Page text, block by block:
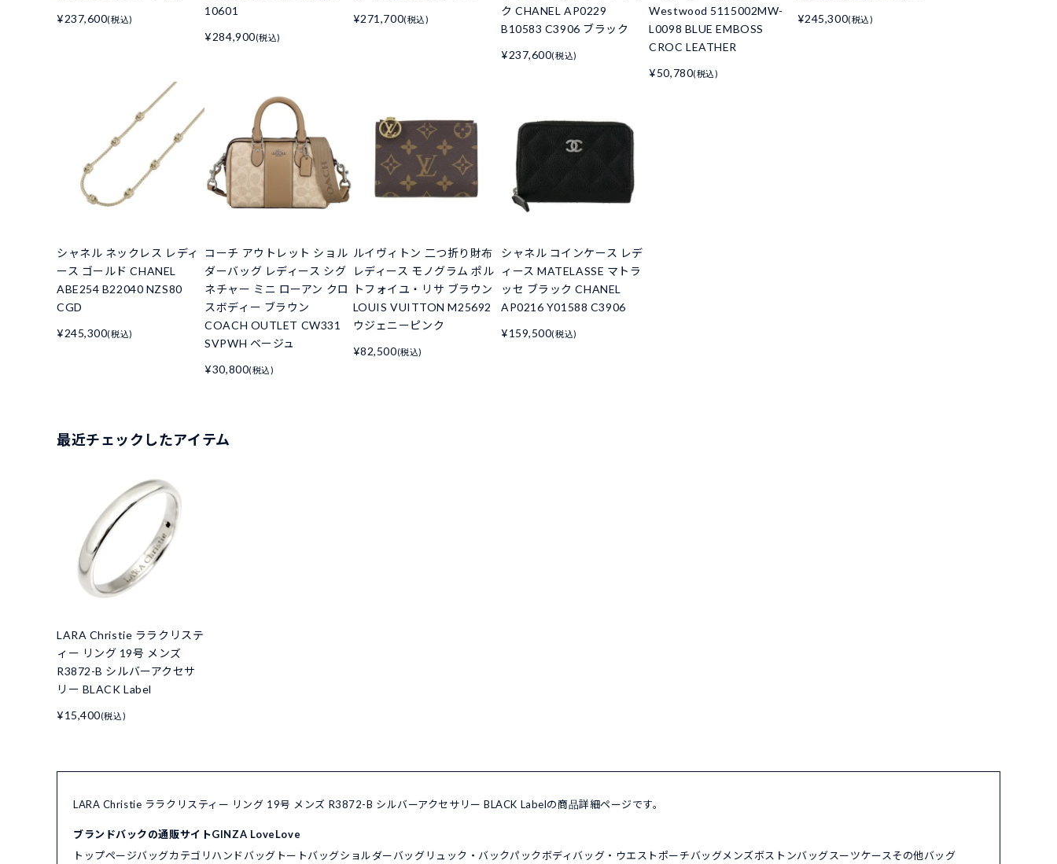
¥237,600(税込)
10601
¥284,900(税込)
¥271,700(税込)
ク CHANEL AP0229
B10583 C3906 ブラック
¥237,600(税込)
Westwood 5115002MW-
L0098 BLUE EMBOSS
CROC LEATHER
¥50,780(税込)
¥245,300(税込)
シャネル ネックレス レディ
ース ゴールド CHANEL
ABE254 B22040 NZS80
CGD
¥245,300(税込)
コーチ アウトレット ショル
ダーバッグ レディース シグ
ネチャー ミニ ローアン クロ
スボディー ブラウン
COACH OUTLET CW331
SVPWH ベージュ
¥30,800(税込)
ルイヴィトン 二つ折り財布
レディース モノグラム ポル
トフォイユ・リサ ブラウン
LOUIS VUITTON M25692
ウジェニーピンク
¥82,500(税込)
シャネル コインケース レデ
ィース MATELASSE マトラ
ッセ ブラック CHANEL
AP0216 Y01588 C3906
¥159,500(税込)
最近チェックしたアイテム
LARA Christie ララクリステ
ィー リング 19号 メンズ
R3872-B シルバーアクセサ
リー BLACK Label
¥15,400(税込)
LARA Christie ララクリスティー リング 19号 メンズ R3872-B シルバーアクセサリー BLACK Labelの商品詳細ページです。
ブランドバックの通販サイトGINZA LoveLove
トップページバッグカテゴリ ハンドバッグ トートバッグショルダーバッグリュック・バックパックボディバッグ・ウエストポーチバッグメンズボストンバッグスーツケースその他バッグ